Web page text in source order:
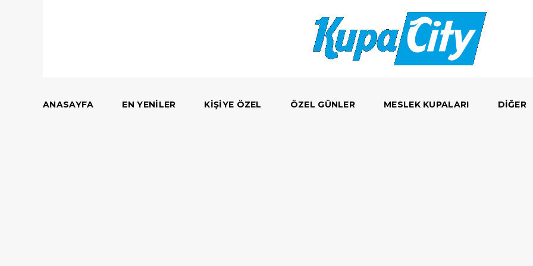
ANASAYFA EN YENILER KIŞIYE ÖZEL ÖZEL GÜNLER MESLEK KUPALARI DIĞER